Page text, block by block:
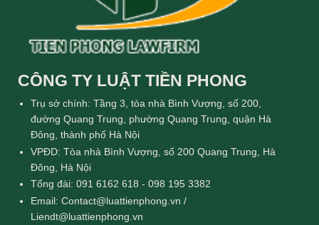
CÔNG TY LUẬT TIỀN PHONG
Trụ sở chính: Tầng 3, tòa nhà Bình Vượng, số 200,
đường Quang Trung, phường Quang Trung, quận Hà
Đông, thành phố Hà Nội
VPĐD: Tòa nhà Bình Vượng, số 200 Quang Trung, Hà
Đông, Hà Nội
Tổng đài: 091 6162 618 - 098 195 3382
Email: Contact@luattienphong.vn /
Liendt@luattienphong.vn